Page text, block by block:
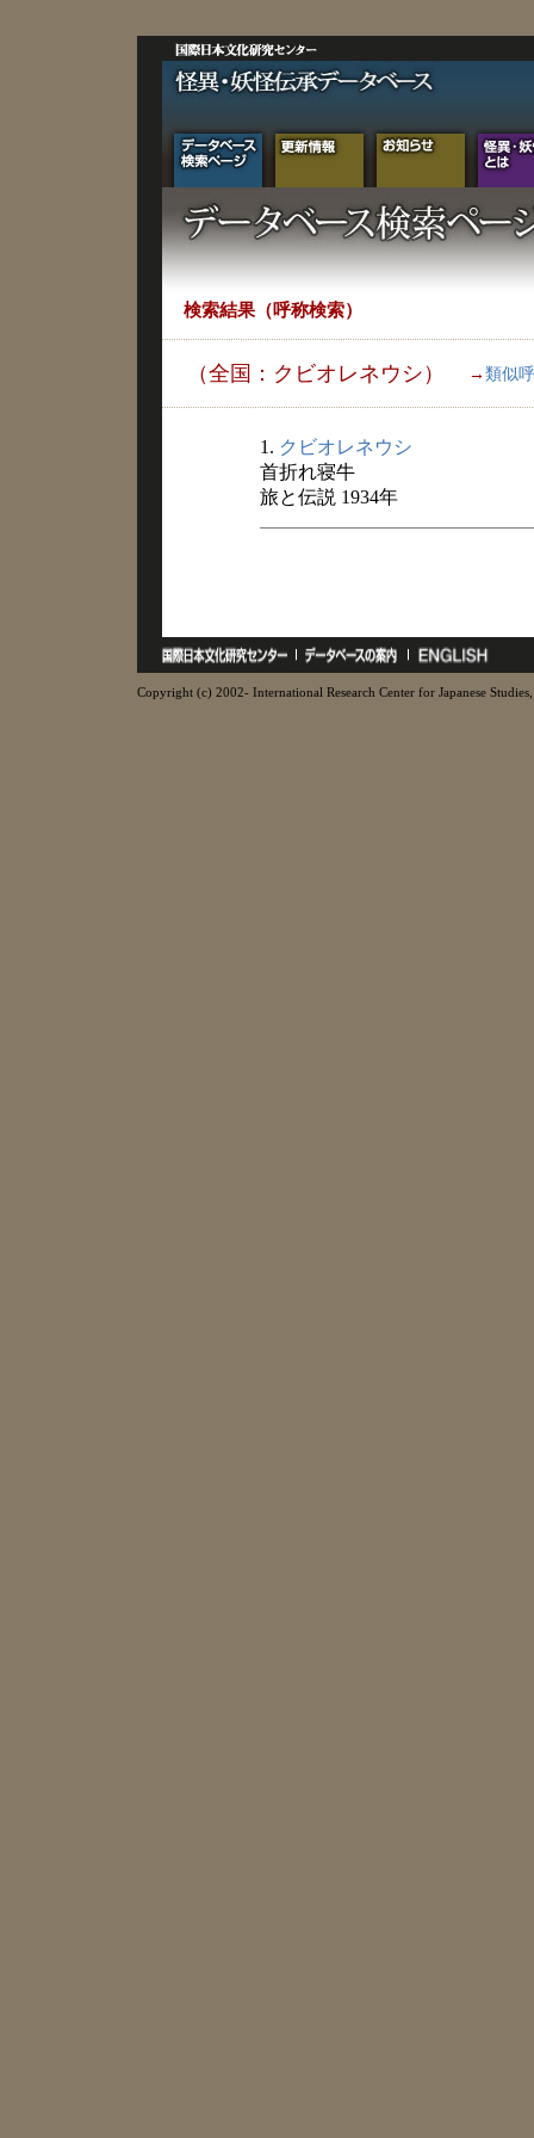
検索結果（呼称検索）
（全国：クビオレネウシ） → 類似
1. クビオレネウシ
首折れ寝牛
旅と伝説 1934年
Copyright (c) 2002- International Research Center for Japanese